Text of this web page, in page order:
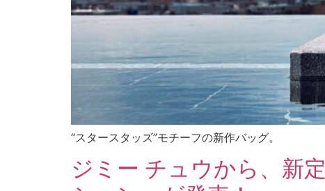
“スタースタッズ”モチーフの新作バッグ。
ジミー チュウから、新